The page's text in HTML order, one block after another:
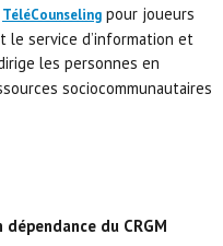
TéléCounseling pour joueurs
service d’information et
les personnes en
sociocommunautaires
du CRGM